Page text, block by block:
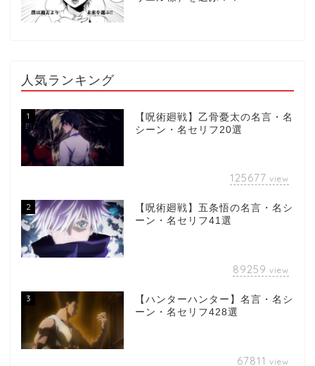
人気ランキング
1
【呪術廻戦】乙骨憂太の名言・名
シーン・名セリフ20選
125677 view
2
【呪術廻戦】五条悟の名言・名シ
ーン・名セリフ41選
89259 view
3
【ハンターハンター】名言・名シ
ーン・名セリフ428選
67811 view